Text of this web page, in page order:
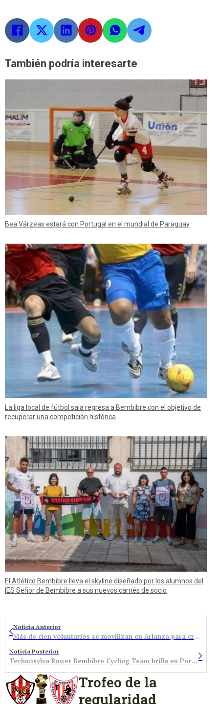
También podría interesarte
Bea Várzeas estará con Portugal en el mundial de Paraguay
La liga local de fútbol sala regresa a Bembibre con el objetivo de
recuperar una competición histórica
El Atlético Bembibre lleva el skyline diseñado por los alumnos del
IES Señor de Bembibre a sus nuevos carnés de socio
Noticia Anterior
Más de cien voluntarios se movilizan en Arlanza para crear anillos de protección contra incendios
Noticia Posterior
Technosylva Rower Bembibre Cycling Team brilla en Portugal y cierra con nota la Copa de España en Vigo
Trofeo de la
regularidad